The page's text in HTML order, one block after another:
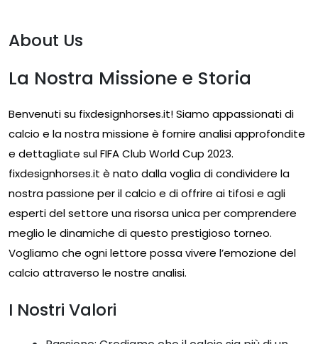
About Us
La Nostra Missione e Storia
Benvenuti su fixdesignhorses.it! Siamo appassionati di
calcio e la nostra missione è fornire analisi approfondite
e dettagliate sul FIFA Club World Cup 2023.
fixdesignhorses.it è nato dalla voglia di condividere la
nostra passione per il calcio e di offrire ai tifosi e agli
esperti del settore una risorsa unica per comprendere
meglio le dinamiche di questo prestigioso torneo.
Vogliamo che ogni lettore possa vivere l’emozione del
calcio attraverso le nostre analisi.
I Nostri Valori